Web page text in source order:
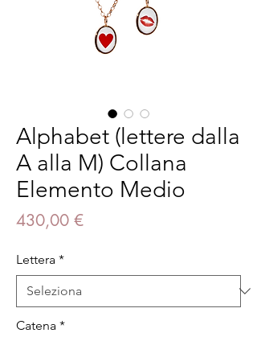
Alphabet (lettere dalla
A alla M) Collana
Elemento Medio
430,00 €Prezzo
Lettera *
Catena *